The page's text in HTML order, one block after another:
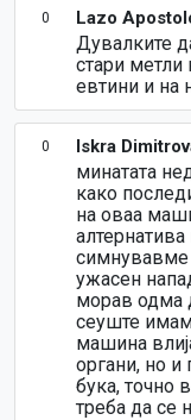
0 Lazo
Дувалките
стари
евтини и на
0 Iskra
минатата
како
на оваа
симнувавме
ужасен
морав одма
сеуште
машина
органи, но и
бука, точно
треба да се